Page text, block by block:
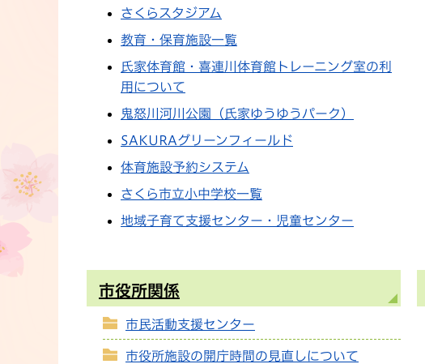
さくらスタジアム
教育・保育施設一覧
氏家体育館・喜連川体育館トレーニング室の利
用について
鬼怒川河川公園（氏家ゆうゆうパーク）
SAKURAグリーンフィールド
体育施設予約システム
さくら市立小中学校一覧
地域子育て支援センター・児童センター
市役所関係
市民活動支援センター
市役所施設の開庁時間の見直しについて